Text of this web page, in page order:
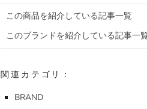
この商品を紹介している記事一覧
このブランドを紹介している記事一
関連カテゴリ：
BRAND